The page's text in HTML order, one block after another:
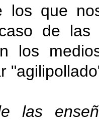
los que
de las
los
las